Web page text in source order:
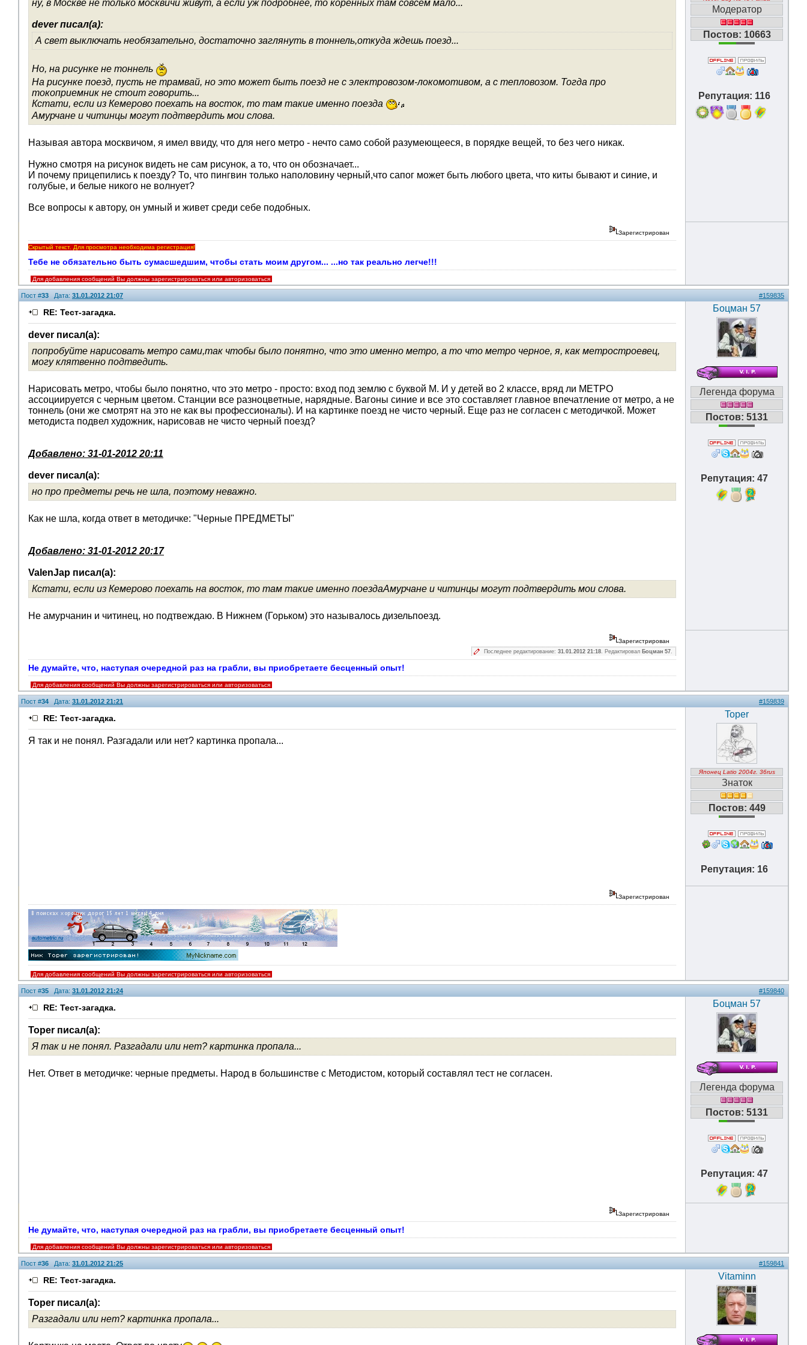
ну, в Москве не только москвичи живут, а если уж подробнее, то коренных там совсем мало...
dever писал(а):
А свет выключать необязательно, достаточно заглянуть в тоннель,откуда ждешь поезд...
Но, на рисунке не тоннель
На рисунке поезд, пусть не трамвай, но это может быть поезд не с электровозом-локомотивом, а с тепловозом. Тогда про
токоприемник не стоит говорить...
Кстати, если из Кемерово поехать на восток, то там такие именно поезда
Амурчане и читинцы могут подтвердить мои слова.
Называя автора москвичом, я имел ввиду, что для него метро - нечто само собой разумеющееся, в порядке вещей, то без чего никак.
Нужно смотря на рисунок видеть не сам рисунок, а то, что он обозначает...
И почему прицепились к поезду? То, что пингвин только наполовину черный,что сапог может быть любого цвета, что киты бывают и синие, и
голубые, и белые никого не волнует?
Все вопросы к автору, он умный и живет среди себе подобных.
Модератор
Постов: 10663
Репутация: 116
Зарегистрирован
Скрытый текст. Для просмотра необходима регистрация!
Тебе не обязательно быть сумасшедшим, чтобы стать моим другом... ...но так реально легче!!!
Для добавления сообщений Вы должны зарегистрироваться или авторизоваться
Пост #33 Дата: 31.01.2012 21:07 #159835
RE: Тест-загадка.
dever писал(а):
попробуйте нарисовать метро сами,так чтобы было понятно, что это именно метро, а то что метро черное, я, как метростроевец,
могу клятвенно подтведить.
Нарисовать метро, чтобы было понятно, что это метро - просто: вход под землю с буквой М. И у детей во 2 классе, вряд ли МЕТРО
ассоциируется с черным цветом. Станции все разноцветные, нарядные. Вагоны синие и все это составляет главное впечатление от метро, а не
тоннель (они же смотрят на это не как вы профессионалы). И на картинке поезд не чисто черный. Еще раз не согласен с методичкой. Может
методиста подвел художник, нарисовав не чисто черный поезд?
Добавлено: 31-01-2012 20:11
dever писал(а):
но про предметы речь не шла, поэтому неважно.
Как не шла, когда ответ в методичке: "Черные ПРЕДМЕТЫ"
Добавлено: 31-01-2012 20:17
ValenJap писал(а):
Кстати, если из Кемерово поехать на восток, то там такие именно поездаАмурчане и читинцы могут подтвердить мои слова.
Не амурчанин и читинец, но подтвеждаю. В Нижнем (Горьком) это называлось дизельпоезд.
Боцман 57
Легенда форума
Постов: 5131
Репутация: 47
2
Зарегистрирован
Последнее редактирование: 31.01.2012 21:18. Редактировал Боцман 57.
Не думайте, что, наступая очередной раз на грабли, вы приобретаете бесценный опыт!
Для добавления сообщений Вы должны зарегистрироваться или авторизоваться
Пост #34Дата: 31.01.2012 21:21 #159839
RE: Тест-загадка.
Я так и не понял. Разгадали или нет? картинка пропала...
Toper
Японец Latio 2004г. 36rus
Знаток
Постов: 449
Репутация: 16
Зарегистрирован
Для добавления сообщений Вы должны зарегистрироваться или авторизоваться
Пост #35 Дата: 31.01.2012 21:24 #159840
RE: Тест-загадка.
Toper писал(а):
Я так и не понял. Разгадали или нет? картинка пропала...
Нет. Ответ в методичке: черные предметы. Народ в большинстве с Методистом, который составлял тест не согласен.
Боцман 57
Легенда форума
Постов: 5131
Репутация: 47
2
Зарегистрирован
Не думайте, что, наступая очередной раз на грабли, вы приобретаете бесценный опыт!
Для добавления сообщений Вы должны зарегистрироваться или авторизоваться
Пост #36 Дата: 31.01.2012 21:25 #159841
RE: Тест-загадка.
Toper писал(а):
Разгадали или нет? картинка пропала...
Vitaminn